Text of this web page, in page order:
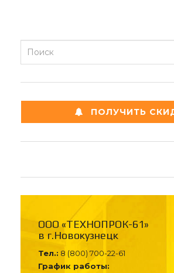
ПОЛУЧИТЬ
ООО «ТЕХНОПРОК-61»
в г.Новокузнецк
Тел.: 8 (800) 700-22-61
График работы: